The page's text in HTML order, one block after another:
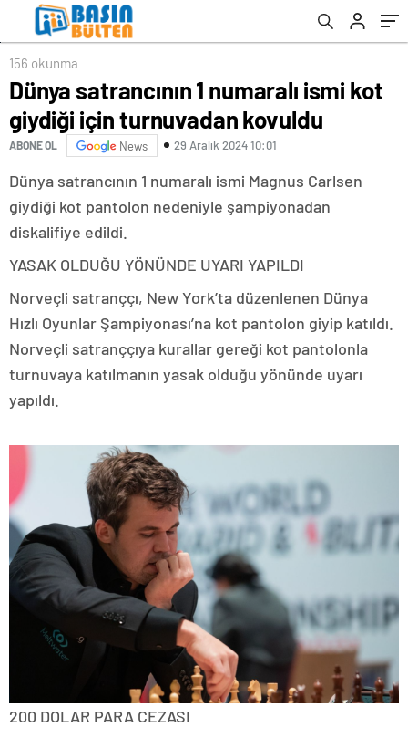
156 okunma
Dünya satrancının 1 numaralı ismi kot
giydiği için turnuvadan kovuldu
ABONE OL News 29 Aralık 2024 10:01
Dünya satrancının 1 numaralı ismi Magnus Carlsen
giydiği kot pantolon nedeniyle şampiyonadan
diskalifiye edildi.
YASAK OLDUĞU YÖNÜNDE UYARI YAPILDI
Norveçli satranççı, New York’ta düzenlenen Dünya
Hızlı Oyunlar Şampiyonası’na kot pantolon giyip katıldı.
Norveçli satranççıya kurallar gereği kot pantolonla
turnuvaya katılmanın yasak olduğu yönünde uyarı
yapıldı.
200 DOLAR PARA CEZASI